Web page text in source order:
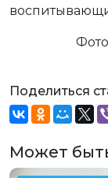
Поделиться
Может